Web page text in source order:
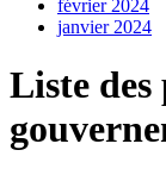
février 2024
janvier 2024
Liste